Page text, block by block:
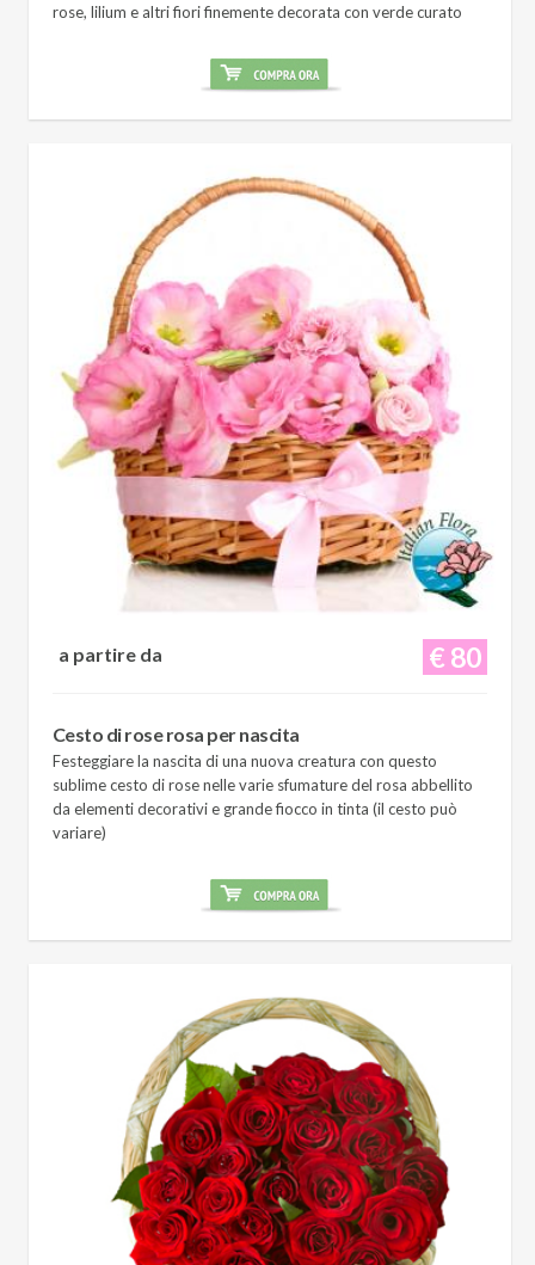
rose, lilium e altri fiori finemente decorata con verde curato
€ 80
a partire da
Cesto di rose rosa per nascita
Festeggiare la nascita di una nuova creatura con questo
sublime cesto di rose nelle varie sfumature del rosa abbellito
da elementi decorativi e grande fiocco in tinta (il cesto può
variare)